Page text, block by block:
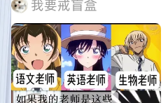
欢的是花花信使
我要戒盲盒